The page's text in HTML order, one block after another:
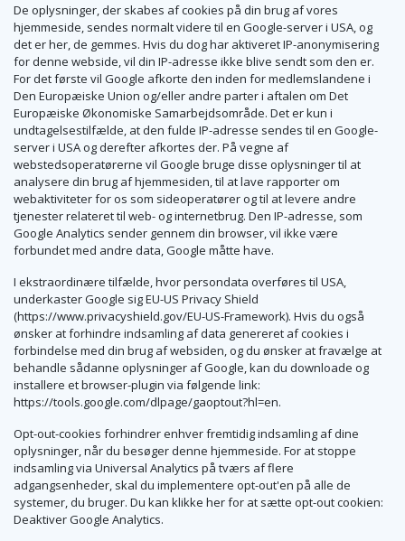
De oplysninger, der skabes af cookies på din brug af vores
hjemmeside, sendes normalt videre til en Google-server i USA, og
det er her, de gemmes. Hvis du dog har aktiveret IP-anonymisering
for denne webside, vil din IP-adresse ikke blive sendt som den er.
For det første vil Google afkorte den inden for medlemslandene i
Den Europæiske Union og/eller andre parter i aftalen om Det
Europæiske Økonomiske Samarbejdsområde. Det er kun i
undtagelsestilfælde, at den fulde IP-adresse sendes til en Google-
server i USA og derefter afkortes der. På vegne af
webstedsoperatørerne vil Google bruge disse oplysninger til at
analysere din brug af hjemmesiden, til at lave rapporter om
webaktiviteter for os som sideoperatører og til at levere andre
tjenester relateret til web- og internetbrug. Den IP-adresse, som
Google Analytics sender gennem din browser, vil ikke være
forbundet med andre data, Google måtte have.
I ekstraordinære tilfælde, hvor persondata overføres til USA,
underkaster Google sig EU-US Privacy Shield
(https://www.privacyshield.gov/EU-US-Framework). Hvis du også
ønsker at forhindre indsamling af data genereret af cookies i
forbindelse med din brug af websiden, og du ønsker at fravælge at
behandle sådanne oplysninger af Google, kan du downloade og
installere et browser-plugin via følgende link:
https://tools.google.com/dlpage/gaoptout?hl=en.
Opt-out-cookies forhindrer enhver fremtidig indsamling af dine
oplysninger, når du besøger denne hjemmeside. For at stoppe
indsamling via Universal Analytics på tværs af flere
adgangsenheder, skal du implementere opt-out'en på alle de
systemer, du bruger. Du kan klikke her for at sætte opt-out cookien:
Deaktiver Google Analytics.